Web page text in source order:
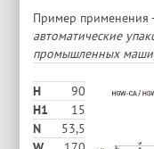
Пример применения
автоматические
промышленных
H
90
H1
15
N
53,5